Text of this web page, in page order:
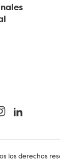
Instagram
los derechos